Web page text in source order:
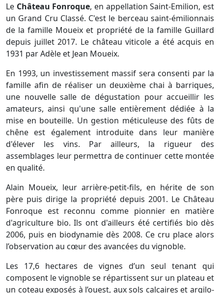
Le Château Fonroque, en appellation Saint-Emilion, est
un Grand Cru Classé. C'est le berceau saint-émilionnais
de la famille Moueix et propriété de la famille Guillard
depuis juillet 2017. Le château viticole a été acquis en
1931 par Adèle et Jean Moueix.
En 1993, un investissement massif sera consenti par la
famille afin de réaliser un deuxième chai à barriques,
une nouvelle salle de dégustation pour accueillir les
amateurs, ainsi qu'une salle entièrement dédiée à la
mise en bouteille. Un gestion méticuleuse des fûts de
chêne est également introduite dans leur manière
d'élever les vins. Par ailleurs, la rigueur des
assemblages leur permettra de continuer cette montée
en qualité.
Alain Moueix, leur arrière-petit-fils, en hérite de son
père puis dirige la propriété depuis 2001. Le Château
Fonroque est reconnu comme pionnier en matière
d'agriculture bio. Ils ont d'ailleurs été certifiés bio dès
2006, puis en biodynamie dès 2008. Ce cru place alors
l’observation au cœur des avancées du vignoble.
Les 17,6 hectares de vignes d’un seul tenant qui
composent le vignoble se répartissent sur un plateau et
un coteau exposés à l’ouest, aux sols calcaires et argilo-